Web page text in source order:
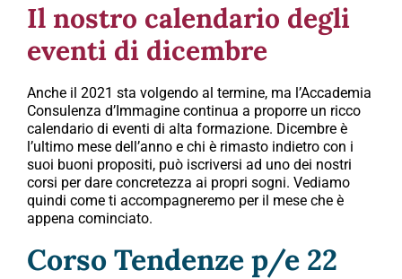
Il nostro calendario degli
eventi di dicembre
Anche il 2021 sta volgendo al termine, ma l’Accademia
Consulenza d’Immagine continua a proporre un ricco
calendario di eventi di alta formazione. Dicembre è
l’ultimo mese dell’anno e chi è rimasto indietro con i
suoi buoni propositi, può iscriversi ad uno dei nostri
corsi per dare concretezza ai propri sogni. Vediamo
quindi come ti accompagneremo per il mese che è
appena cominciato.
Corso Tendenze p/e 22